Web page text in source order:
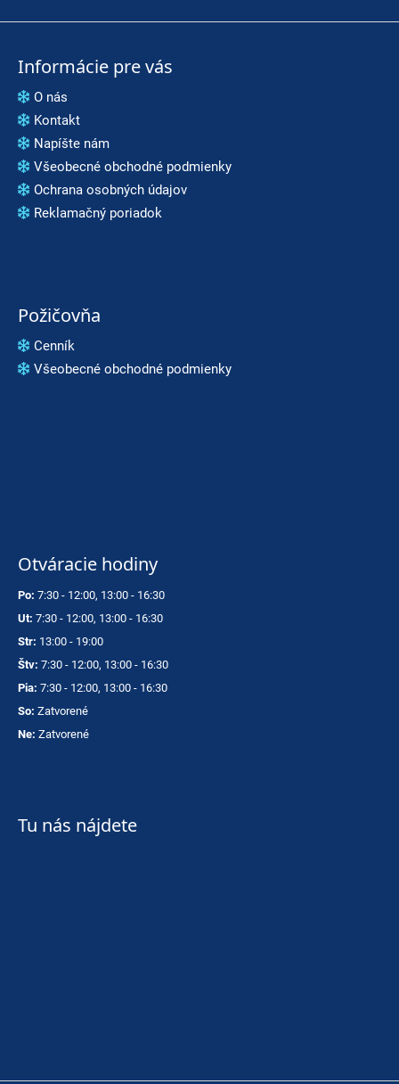
Informácie pre vás
O nás
Kontakt
Napíšte nám
Všeobecné obchodné podmienky
Ochrana osobných údajov
Reklamačný poriadok
Požičovňa
Cenník
Všeobecné obchodné podmienky
Otváracie hodiny
Po: 7:30 - 12:00, 13:00 - 16:30
Ut: 7:30 - 12:00, 13:00 - 16:30
Str: 13:00 - 19:00
Štv: 7:30 - 12:00, 13:00 - 16:30
Pia: 7:30 - 12:00, 13:00 - 16:30
So: Zatvorené
Ne: Zatvorené
Tu nás nájdete